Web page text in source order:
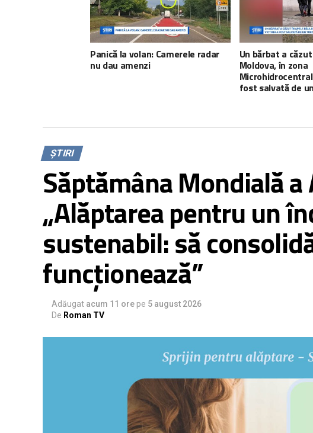
Panică la volan: Camerele radar
nu dau amenzi
Un bărbat a
Moldova, în zona
fost salvată de
ȘTIRI
Săptămâna Mondială
„Alăptarea pentru un
sustenabil: să
funcționează”
Adăugat acum 11 ore pe 5 august 2026
De Roman TV